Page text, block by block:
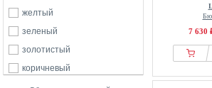
Cellbes of Sweden
Champion
Chantelle
Cloud 5ive
Damart
желтый
зеленый
золотистый
коричневый
7 630